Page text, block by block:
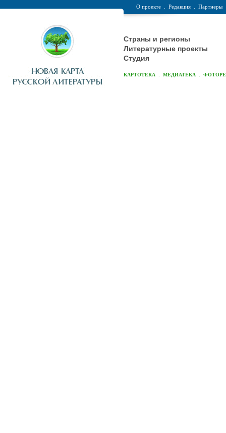
О проекте Редакция Партнеры
Страны и регионы
Литературные проекты
Студия
КАРТОТЕКА МЕДИАТЕКА